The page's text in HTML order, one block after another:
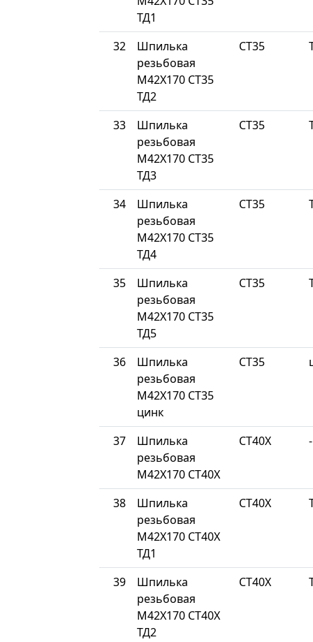
ТД1
32
Шпилька
резьбовая
М42Х170 СТ35
ТД2
СТ35
33
Шпилька
резьбовая
М42Х170 СТ35
ТД3
СТ35
34
Шпилька
резьбовая
М42Х170 СТ35
ТД4
СТ35
35
Шпилька
резьбовая
М42Х170 СТ35
ТД5
СТ35
36
Шпилька
резьбовая
М42Х170 СТ35
цинк
СТ35
37
Шпилька
резьбовая
М42Х170 СТ40Х
СТ40Х -
38
Шпилька
резьбовая
М42Х170 СТ40Х
ТД1
СТ40Х
39
Шпилька
резьбовая
М42Х170 СТ40Х
ТД2
СТ40Х